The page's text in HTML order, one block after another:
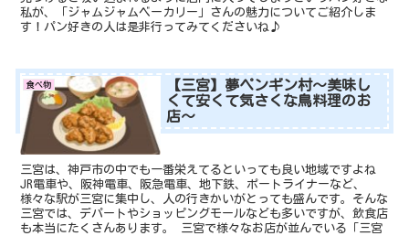
私が、「ジャムジャムベーカリー」さんの魅力についてご紹介しま
す！パン好きの人は是非行ってみてくださいね♪
食べ物
【三宮】夢ペンギン村～美味し
くて安くて気さくな鳥料理のお
店～
三宮は、神戸市の中でも一番栄えてるといっても良い地域ですよね
JR電車や、阪神電車、阪急電車、地下鉄、ポートライナーなど、
様々な駅が三宮に集中し、人の行きかいがとっても盛んです。そんな
三宮では、デパートやショッピングモールなども多いですが、飲食店
も本当にたくさんあります。 三宮で様々なお店が並んでいる「三宮